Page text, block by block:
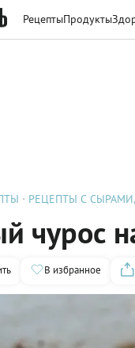
РецептыПродукты
РЕЦЕПТЫ С
чурос
В избранное